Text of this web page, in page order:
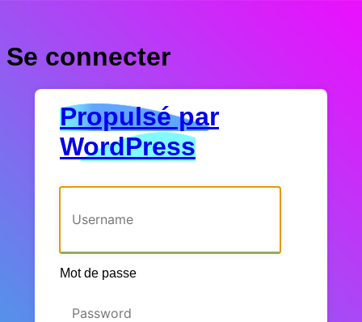
Se connecter
Propulsé par
WordPress
Mot de passe